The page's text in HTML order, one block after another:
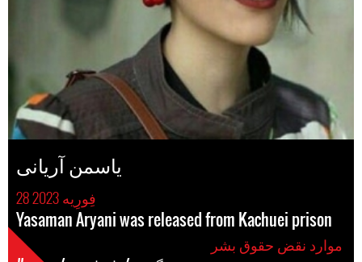
یاسمن آریانی
28 فِورِیه 2023
Yasaman Aryani was released from Kachuei prison